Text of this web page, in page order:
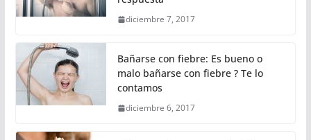
diciembre 7, 2017
Bañarse con fiebre: Es bueno o
malo bañarse con fiebre ? Te lo
contamos
diciembre 6, 2017